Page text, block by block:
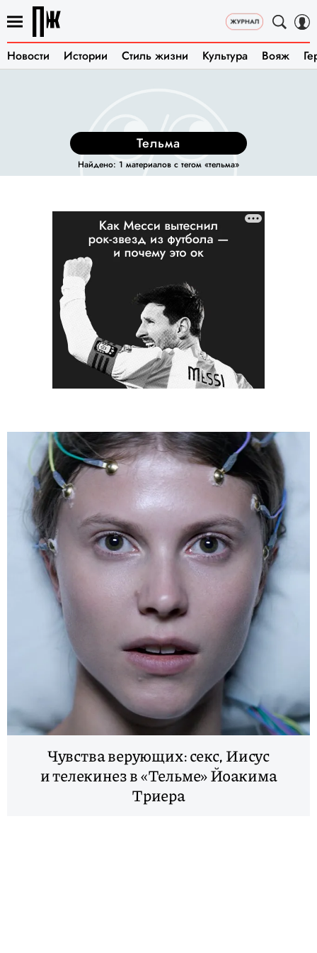
Новости Истории Стиль жизни Культура Вояж
тельма
Найдено: 1 материалов с тегом «тельма»
Чувства верующих: секс, Иисус
и телекинез в «Тельме» Йоакима
Триера